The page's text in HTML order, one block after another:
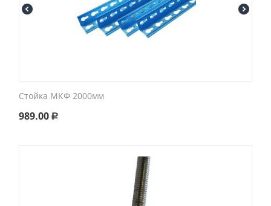
Стойка МКФ 2000мм
989.00 Р